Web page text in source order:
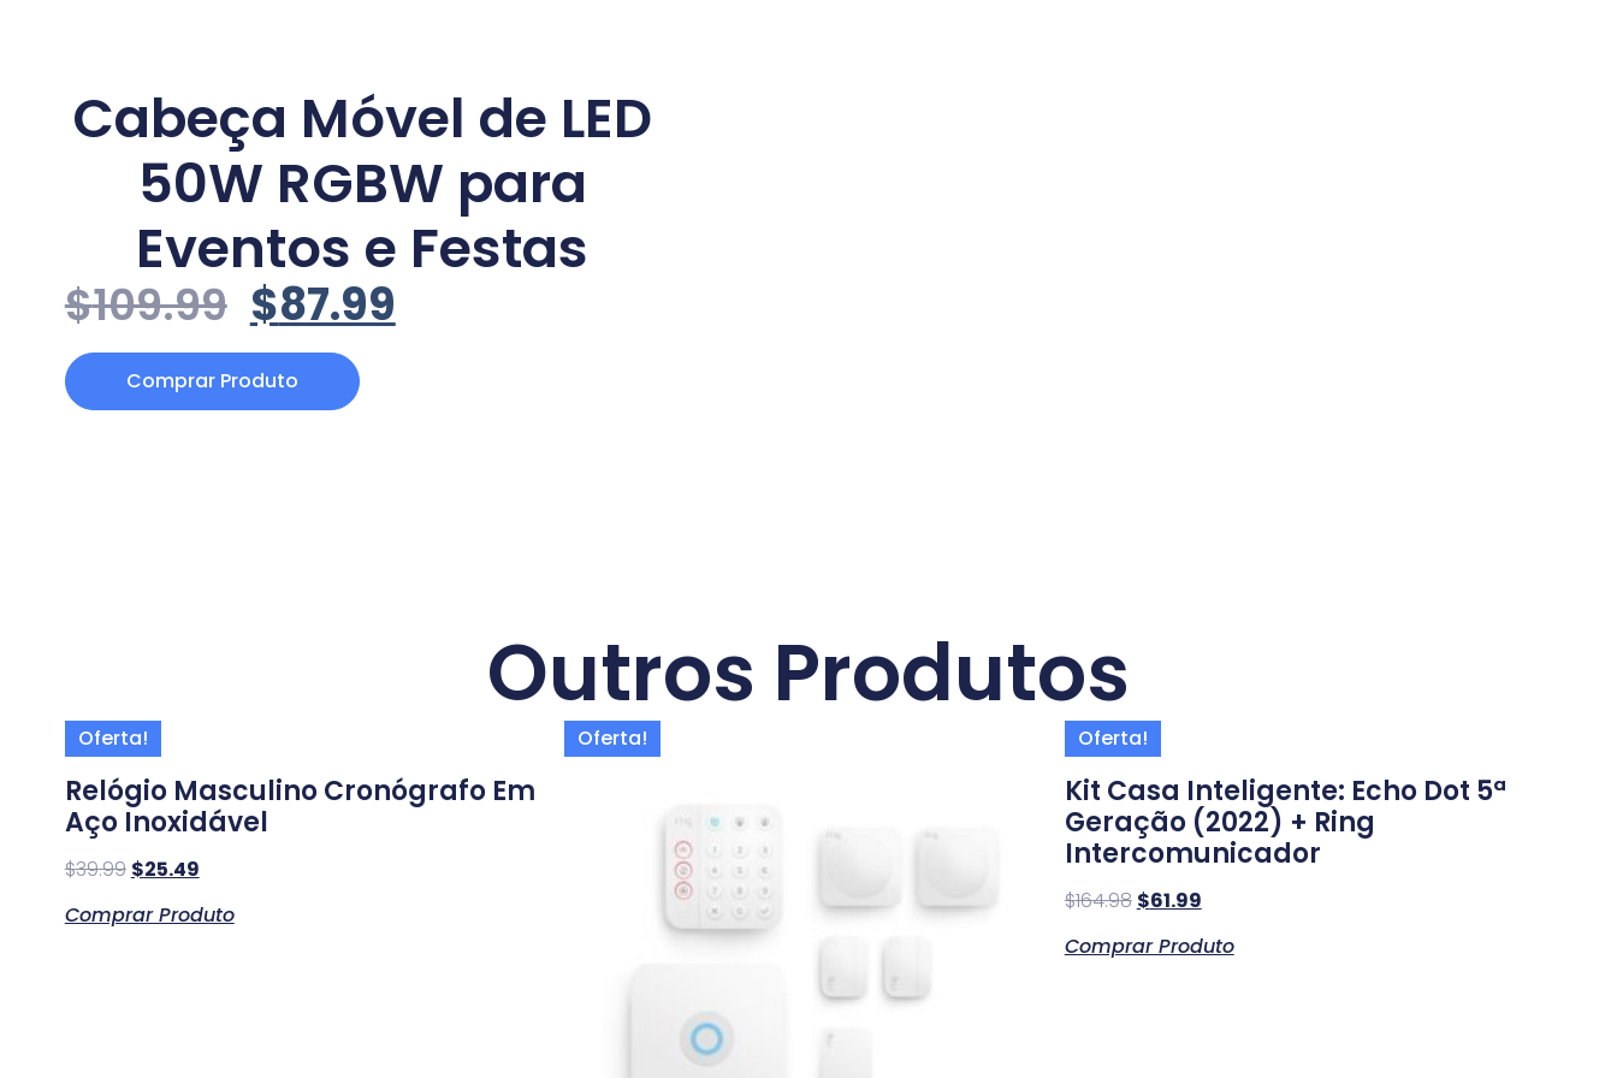
Cabeça Móvel de LED
50W RGBW para
Eventos e Festas
$109.99 $87.99
Comprar Produto
Outros Produtos
Oferta!
Relógio Masculino Cronógrafo Em
Aço Inoxidável
$39.99 $25.49
Comprar Produto
Oferta! Oferta!
Kit Casa Inteligente: Echo Dot 5ª
Geração (2022) + Ring
Intercomunicador
$164.98 $61.99
Comprar Produto